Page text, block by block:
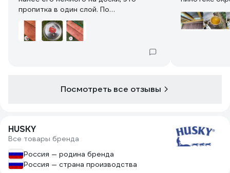
пропитка в один слой. По
консистенции уайт-спирит с колером,
ну и запах собственно такой что
лучше делать работу в маске и только
Посмотреть все отзывы
HUSKY
Все товары бренда
Россия — родина бренда
Россия — страна производства